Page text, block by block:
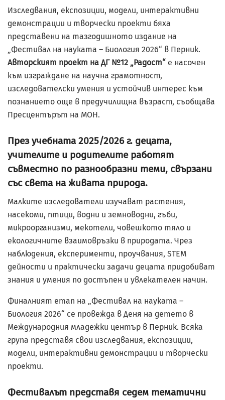
Изследвания, експозиции, модели, интерактивни
демонстрации и творчески проекти бяха
представени на тазгодишното издание на
„Фестивал на науката – Биология 2026“ в Перник.
Авторският проект на ДГ №12 „Радост“ е насочен
към изграждане на научна грамотност,
изследователски умения и устойчив интерес към
познанието още в предучилищна възраст, съобщава
Пресцентърът на МОН.
През учебната 2025/2026 г. децата,
учителите и родителите работят
съвместно по разнообразни теми, свързани
със света на живата природа.
Малките изследователи изучават растения,
насекоми, птици, водни и земноводни, гъби,
микроорганизми, мекотели, човешкото тяло и
екологичните взаимовръзки в природата. Чрез
наблюдения, експерименти, проучвания, STEM
дейности и практически задачи децата придобиват
знания и умения по достъпен и увлекателен начин.
Финалният етап на „Фестивал на науката –
Биология 2026“ се провежда в Деня на детето в
Международния младежки център в Перник. Всяка
група представя свои изследвания, експозиции,
модели, интерактивни демонстрации и творчески
проекти.
Фестивалът представя седем тематични